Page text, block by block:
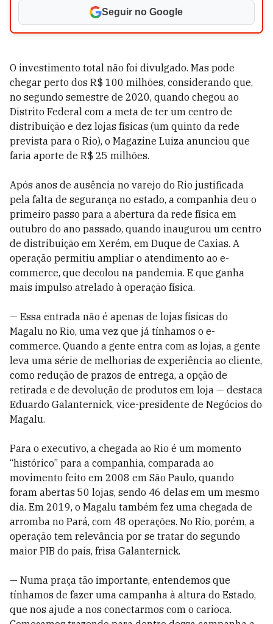
Seguir no Google
O investimento total não foi divulgado. Mas pode
chegar perto dos R$ 100 milhões, considerando que,
no segundo semestre de 2020, quando chegou ao
Distrito Federal com a meta de ter um centro de
distribuição e dez lojas físicas (um quinto da rede
prevista para o Rio), o Magazine Luiza anunciou que
faria aporte de R$ 25 milhões.
Após anos de ausência no varejo do Rio justificada
pela falta de segurança no estado, a companhia deu o
primeiro passo para a abertura da rede física em
outubro do ano passado, quando inaugurou um centro
de distribuição em Xerém, em Duque de Caxias. A
operação permitiu ampliar o atendimento ao e-
commerce, que decolou na pandemia. E que ganha
mais impulso atrelado à operação física.
— Essa entrada não é apenas de lojas físicas do
Magalu no Rio, uma vez que já tínhamos o e-
commerce. Quando a gente entra com as lojas, a gente
leva uma série de melhorias de experiência ao cliente,
como redução de prazos de entrega, a opção de
retirada e de devolução de produtos em loja — destaca
Eduardo Galanternick, vice-presidente de Negócios do
Magalu.
Para o executivo, a chegada ao Rio é um momento
“histórico” para a companhia, comparada ao
movimento feito em 2008 em São Paulo, quando
foram abertas 50 lojas, sendo 46 delas em um mesmo
dia. Em 2019, o Magalu também fez uma chegada de
arromba no Pará, com 48 operações. No Rio, porém, a
operação tem relevância por se tratar do segundo
maior PIB do país, frisa Galanternick.
— Numa praça tão importante, entendemos que
tínhamos de fazer uma campanha à altura do Estado,
que nos ajude a nos conectarmos com o carioca.